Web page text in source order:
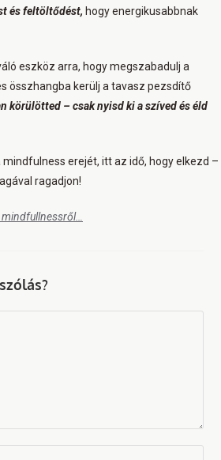
és feltöltődést, hogy energikusabbnak
eszköz arra, hogy megszabadulj a
összhangba kerülj a tavasz pezsdítő
körülötted – csak nyisd ki a szíved és éld
erejét, itt az idő, hogy elkezd –
ragadjon!